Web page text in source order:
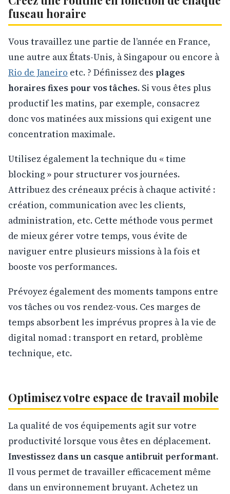
fuseau horaire
Vous travaillez une partie de l’année en France,
une autre aux États-Unis, à Singapour ou encore à
Rio de Janeiro etc. ? Définissez des plages
horaires fixes pour vos tâches. Si vous êtes plus
productif les matins, par exemple, consacrez
donc vos matinées aux missions qui exigent une
concentration maximale.
Utilisez également la technique du « time
blocking » pour structurer vos journées.
Attribuez des créneaux précis à chaque activité :
création, communication avec les clients,
administration, etc. Cette méthode vous permet
de mieux gérer votre temps, vous évite de
naviguer entre plusieurs missions à la fois et
booste vos performances.
Prévoyez également des moments tampons entre
vos tâches ou vos rendez-vous. Ces marges de
temps absorbent les imprévus propres à la vie de
digital nomad : transport en retard, problème
technique, etc.
Optimisez votre espace de travail mobile
La qualité de vos équipements agit sur votre
productivité lorsque vous êtes en déplacement.
Investissez dans un casque antibruit performant.
Il vous permet de travailler efficacement même
dans un environnement bruyant. Achetez un